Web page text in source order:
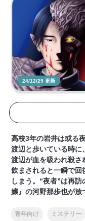
24/12/29 更新
高校3年の岩井は或る
渡辺と歩いている時に
渡辺が血を吸われ殺さ
飲まされると一瞬で回
しまう。“夜者”は再
嬢』の河野那歩也が放
青年向け ミステリー